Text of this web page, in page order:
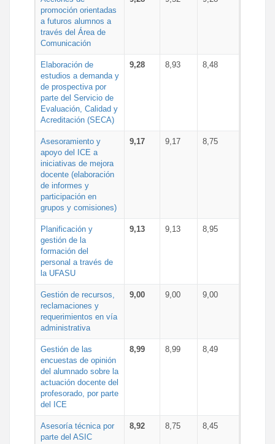
promoción orientadas
a futuros alumnos a
través del Área de
Comunicación
Elaboración de
estudios a demanda y
de prospectiva por
parte del Servicio de
Evaluación, Calidad y
Acreditación (SECA)
9,28 8,93 8,48
Asesoramiento y
apoyo del ICE a
iniciativas de mejora
docente (elaboración
de informes y
participación en
grupos y comisiones)
9,17 9,17 8,75
Planificación y
gestión de la
formación del
personal a través de
la UFASU
9,13 9,13 8,95
Gestión de recursos,
reclamaciones y
requerimientos en vía
administrativa
9,00 9,00 9,00
Gestión de las
encuestas de opinión
del alumnado sobre la
actuación docente del
profesorado, por parte
del ICE
8,99 8,99 8,49
Asesoría técnica por
parte del ASIC
8,92 8,75 8,45